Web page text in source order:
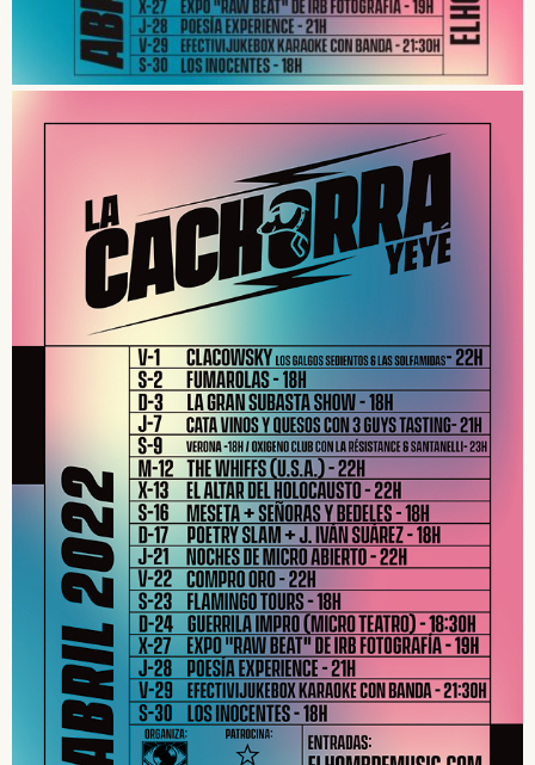
SUSCRÍBETE A NUESTRO BOLETÍN
He leído y acepto la Política de Privacidad